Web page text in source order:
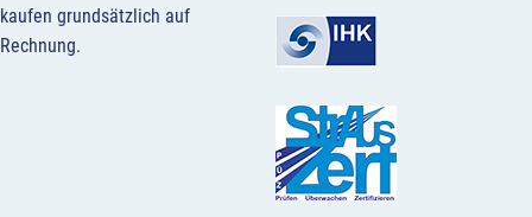
kaufen grundsätzlich auf
Rechnung.